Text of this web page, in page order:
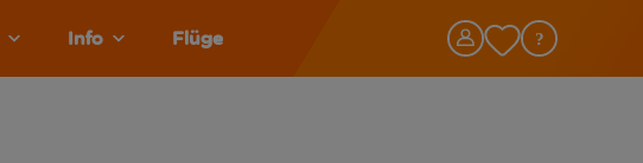
Info Flüge